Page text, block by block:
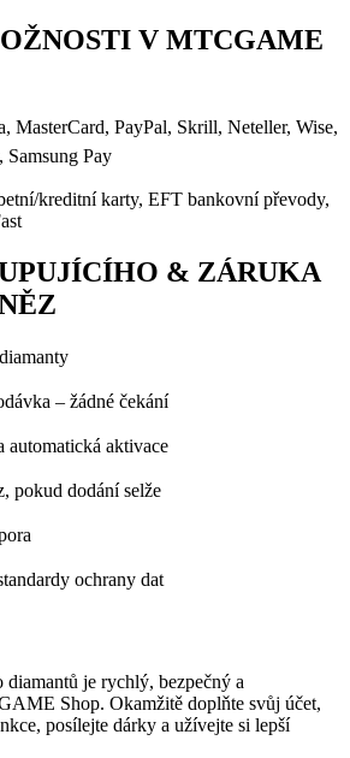
V MTCGAME
MasterCard, PayPal, Skrill, Neteller, Wise,
Samsung Pay
kreditní karty, EFT bankovní převody,
& ZÁRUKA
– žádné čekání
automatická aktivace
pokud dodání selže
ochrany dat
je rychlý, bezpečný a
Shop. Okamžitě doplňte svůj účet,
posílejte dárky a užívejte si lepší